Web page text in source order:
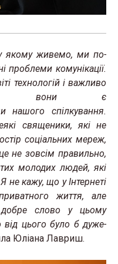
якому живемо, ми по-
комунікації.
технологій і важливо
вони є
нашого спілкування.
священики, які не
соціальних мереж,
не зовсім правильно,
молодих людей, які
кажу, що у Інтернеті
життя, але
слово у цьому
цього було б дуже-
Юліана Лавриш.